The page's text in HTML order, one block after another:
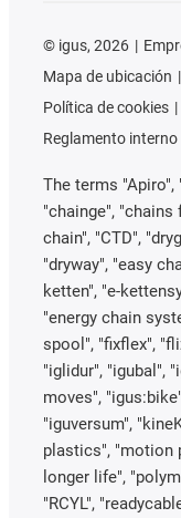
© igus, 2026
Mapa de ubicación
Política de cookies
Reglamento interno
The terms "Apiro",
"chainge",
chain", "CTD",
"dryway", "easy
ketten", "e-
"energy chain
spool", "fixflex",
"iglidur", "igubal",
moves",
"iguversum",
plastics", "motion
longer life",
"RCYL",